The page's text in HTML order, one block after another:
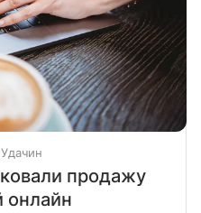
продажу
онлайн